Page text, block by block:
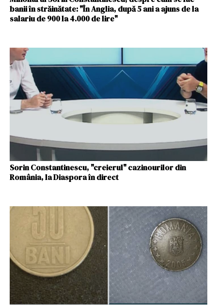
banii în străinătate: "În Anglia, după 5 ani a ajuns de la
salariu de 900 la 4.000 de lire"
Sorin Constantinescu, "creierul" cazinourilor din
România, la Diaspora în direct